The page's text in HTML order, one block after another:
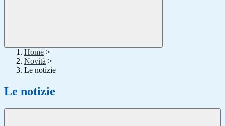
Home >
Novità >
Le notizie
Le notizie